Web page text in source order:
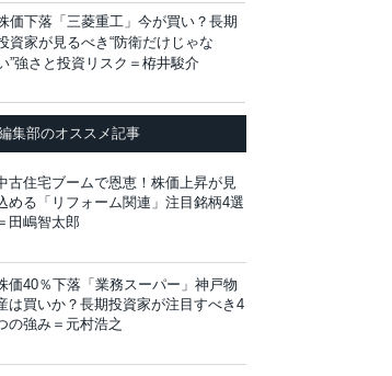
価下落「三菱重工」今が買い？長期
資家が見るべき“防衛だけじゃな
”強さと投資リスク＝栫井駿介
集部のオススメ記事
古住宅ブームで恩恵！株価上昇が見
める「リフォーム関連」注目銘柄4選
田嶋智太郎
価40％下落「業務スーパー」神戸物
は買いか？長期投資家が注目すべき4
の強み＝元村浩之